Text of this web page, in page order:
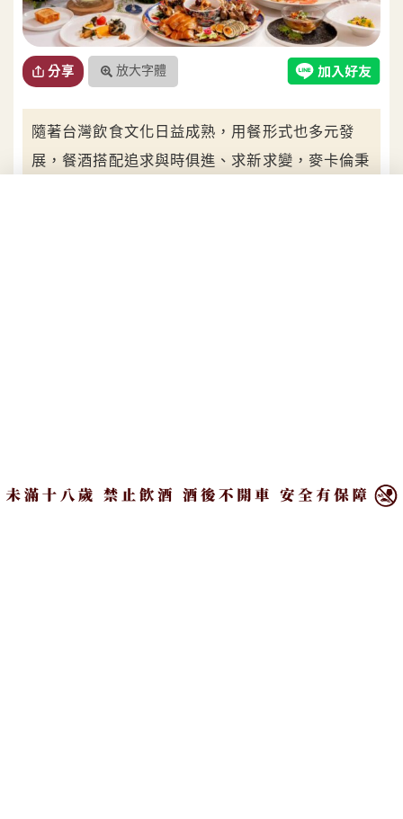
分享 放大字體
隨著台灣飲食文化日益成熟，用餐形式也多元發
展，餐酒搭配追求與時俱進、求新求變，麥卡倫秉
目錄